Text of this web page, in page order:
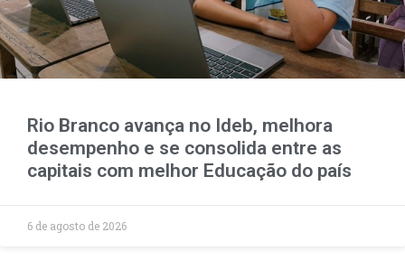
Rio Branco avança no Ideb, melhora
desempenho e se consolida entre as
capitais com melhor Educação do país
6 de agosto de 2026